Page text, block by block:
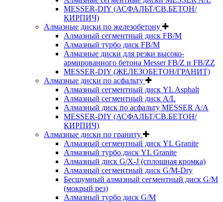
MESSER-DIY (АСФАЛЬТ/СВ.БЕТОН/
КИРПИЧ)
Алмазные диски по железобетону
Алмазный сегментный диск FB/M
Алмазный турбо диск FB/M
Алмазные диски для резки высоко-
армированного бетона Messer FB/Z и FB/ZZ
MESSER-DIY (ЖЕЛЕЗОБЕТОН/ГРАНИТ)
Алмазные диски по асфальту
Алмазный сегментный диск YL Asphalt
Алмазный сегментный диск A/L
Алмазный диск по асфальту MESSER A/A
MESSER-DIY (АСФАЛЬТ/СВ.БЕТОН/
КИРПИЧ)
Алмазные диски по граниту
Алмазный сегментный диск YL Granite
Алмазный турбо диск YL Granite
Алмазный диск G/X-J (сплошная кромка)
Алмазный сегментный диск G/M-Dry
Бесшумный алмазный сегментный диск G/M
(мокрый рез)
Алмазный турбо диск G/M